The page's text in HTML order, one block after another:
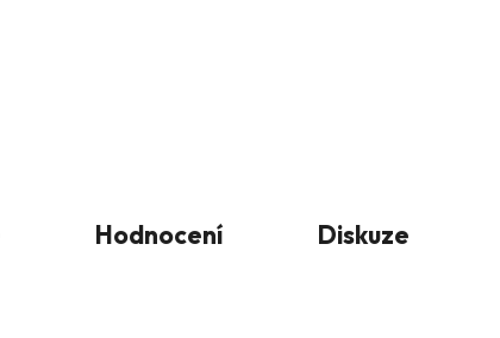
Hodnocení Diskuze